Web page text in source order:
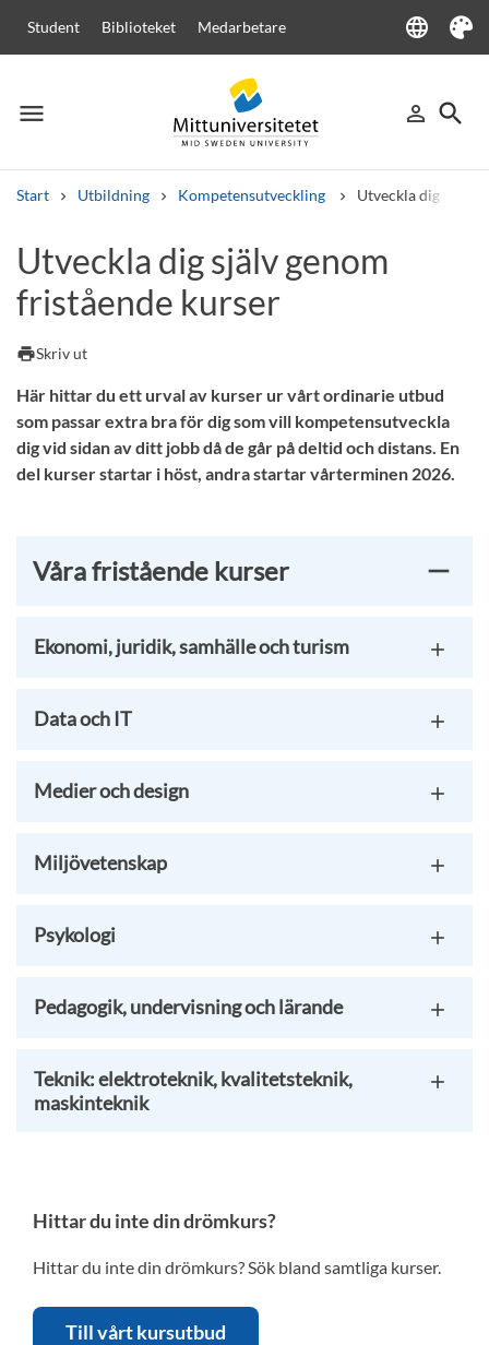
Student Biblioteket Medarbetare language
Language
Tema
menu
Meny person_outline
Logga in
search
Sök
Start Utbildning Kompetensutveckling Utveckla dig själv
Andra söktjänster
Kurser och program KursplanerVälkomstbrev
Utveckla dig själv genom
fristående kurser
printSkriv ut
Här hittar du ett urval av kurser ur vårt ordinarie utbud
som passar extra bra för dig som vill kompetensutveckla
dig vid sidan av ditt jobb då de går på deltid och distans. En
del kurser startar i höst, andra startar vårterminen 2026.
Våra fristående kurser
Ekonomi, juridik, samhälle och turism
Data och IT
Medier och design
Miljövetenskap
Psykologi
Pedagogik, undervisning och lärande
Teknik: elektroteknik, kvalitetsteknik,
maskinteknik
Hittar du inte din drömkurs?
Hittar du inte din drömkurs? Sök bland samtliga kurser.
Till vårt kursutbud